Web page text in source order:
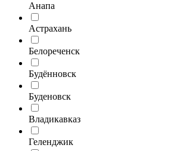
Анапа
Астрахань
Белореченск
Будённовск
Буденовск
Владикавказ
Геленджик